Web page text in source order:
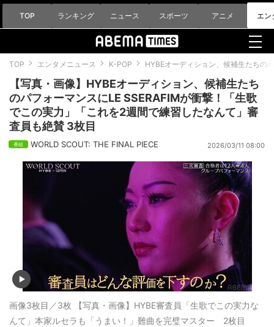
TOP ランキング ニュース スポーツ アニメ エン
TOP エンタメニュース K-POP HYBEオーディション、候補生たちの
【写真・画像】HYBEオーディション、候補生たち
のパフォーマンスにLE SSERAFIMが衝撃！「生歌
でこの実力」「これを2週間で練習したなんて」審
査員も絶賛 3枚目
WORLD SCOUT: THE FINAL PIECE 2026/03/11 08:00
画像3枚目／3枚 【写真・画像】HYBE審査員「生歌でこの実力な
んて」本家ルセラも「うまい！」難曲を完璧マスター 2枚目